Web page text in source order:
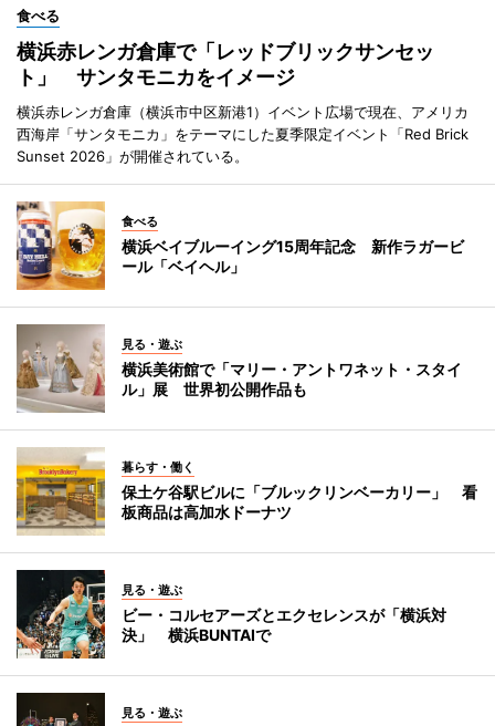
食べる
横浜赤レンガ倉庫で「レッドブリックサンセッ
ト」 サンタモニカをイメージ
横浜赤レンガ倉庫（横浜市中区新港1）イベント広場で現在、アメリカ
西海岸「サンタモニカ」をテーマにした夏季限定イベント「Red Brick
Sunset 2026」が開催されている。
食べる
横浜ベイブルーイング15周年記念 新作ラガービ
ール「ベイヘル」
見る・遊ぶ
横浜美術館で「マリー・アントワネット・スタイ
ル」展 世界初公開作品も
暮らす・働く
保土ケ谷駅ビルに「ブルックリンベーカリー」 看
板商品は高加水ドーナツ
見る・遊ぶ
ビー・コルセアーズとエクセレンスが「横浜対
決」 横浜BUNTAIで
見る・遊ぶ